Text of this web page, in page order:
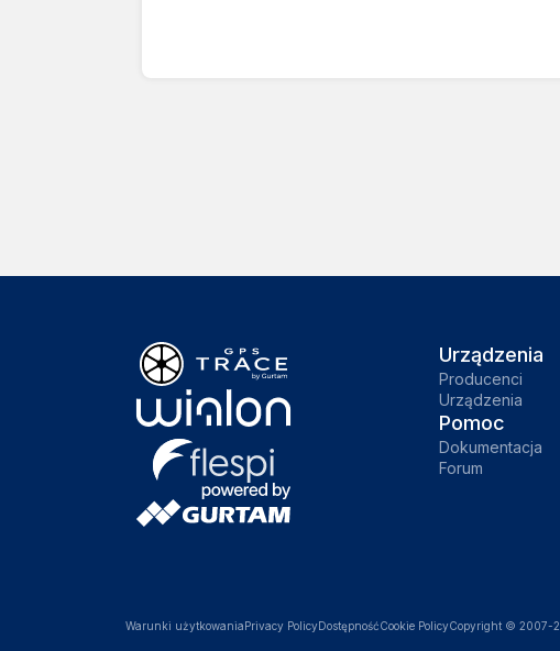
Urządzenia
Producenci
Urządzenia
Pomoc
Dokumentacja
Forum
Warunki użytkowaniaPrivacy PolicyDostępnośćCookie PolicyCopyright © 2007-